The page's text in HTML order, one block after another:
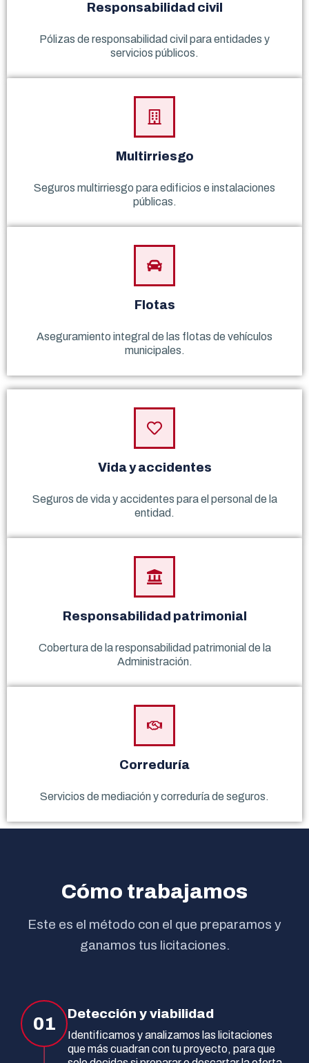
Responsabilidad civil
Pólizas de responsabilidad civil para entidades y
servicios públicos.
Multirriesgo
Seguros multirriesgo para edificios e instalaciones
públicas.
Flotas
Aseguramiento integral de las flotas de vehículos
municipales.
Vida y accidentes
Seguros de vida y accidentes para el personal de la
entidad.
Responsabilidad patrimonial
Cobertura de la responsabilidad patrimonial de la
Administración.
Correduría
Servicios de mediación y correduría de seguros.
Cómo trabajamos
Este es el método con el que preparamos y
ganamos tus licitaciones.
01
Detección y viabilidad
Identificamos y analizamos las licitaciones
que más cuadran con tu proyecto, para que